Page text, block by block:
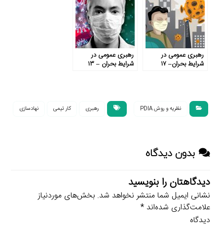
رهبری عمومی در
شرایط بحران– ۱۷
رهبری عمومی در
شرایط بحران – ۱۳
نظریه و روش PDIA رهبری کار تیمی نهادسازی
بدون دیدگاه
دیدگاهتان را بنویسید
نشانی ایمیل شما منتشر نخواهد شد. بخش‌های موردنیاز
علامت‌گذاری شده‌اند*
دیدگاه